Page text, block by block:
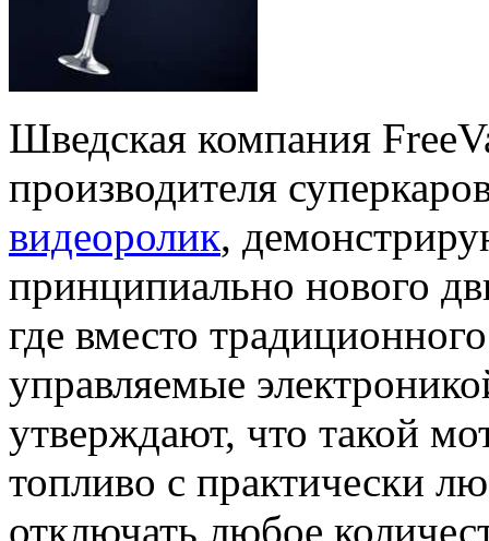
Шведская компания
производителя
видеоролик,
принципиально нового
где вместо
управляемые
утверждают, что такой
топливо с практически
отключать любое